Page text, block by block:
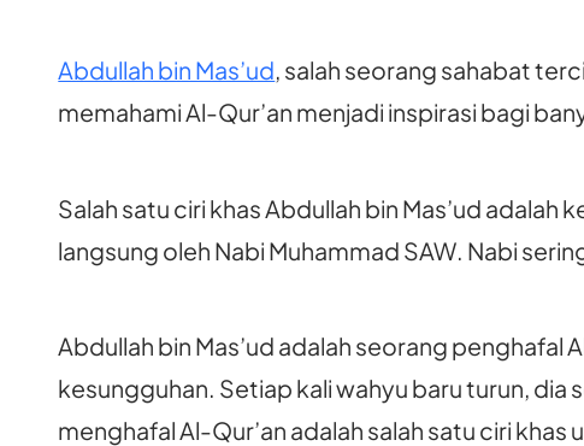
Abdullah bin Mas’ud, salah seorang sahabat
memahami Al-Qur’an menjadi inspirasi bagi
Salah satu ciri khas Abdullah bin Mas’ud
langsung oleh Nabi Muhammad SAW. Nabi
Abdullah bin Mas’ud adalah seorang penghafal
kesungguhan. Setiap kali wahyu baru turun,
menghafal Al-Qur’an adalah salah satu ciri khas